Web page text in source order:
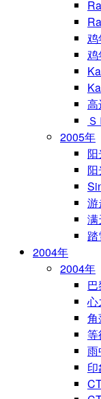
鸡
鸡
高
2005年
阳
阳
游
满
2004年
2004年
心
角
等
雨